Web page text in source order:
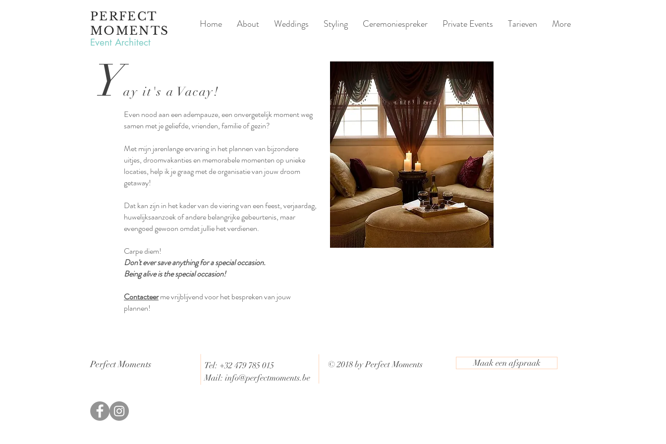
Home About Weddings Styling Ceremoniespreker Private Events Tarieven More
PERFECT
MOMENTS
Event Architect
Yay it's a Vacay!
Even nood aan een adempauze, een onvergetelijk moment weg
samen met je geliefde, vrienden, familie of gezin?
Met mijn jarenlange ervaring in het plannen van bijzondere
uitjes, droomvakanties en memorabele momenten op unieke
locaties, help ik je graag met de organisatie van jouw droom
getaway!
Dat kan zijn in het kader van de viering van een feest, verjaardag,
huwelijksaanzoek of andere belangrijke gebeurtenis, maar
evengoed gewoon omdat jullie het verdienen.
Carpe diem!
Don't ever save anything for a special occasion.
Being alive is the special occasion!
Contacteerme vrijblijvend voor het bespreken van jouw
plannen!
Perfect Moments
Tel: +32 479 785 015
Mail: info@perfectmoments.be
© 2018 by Perfect Moments Maak een afspraak